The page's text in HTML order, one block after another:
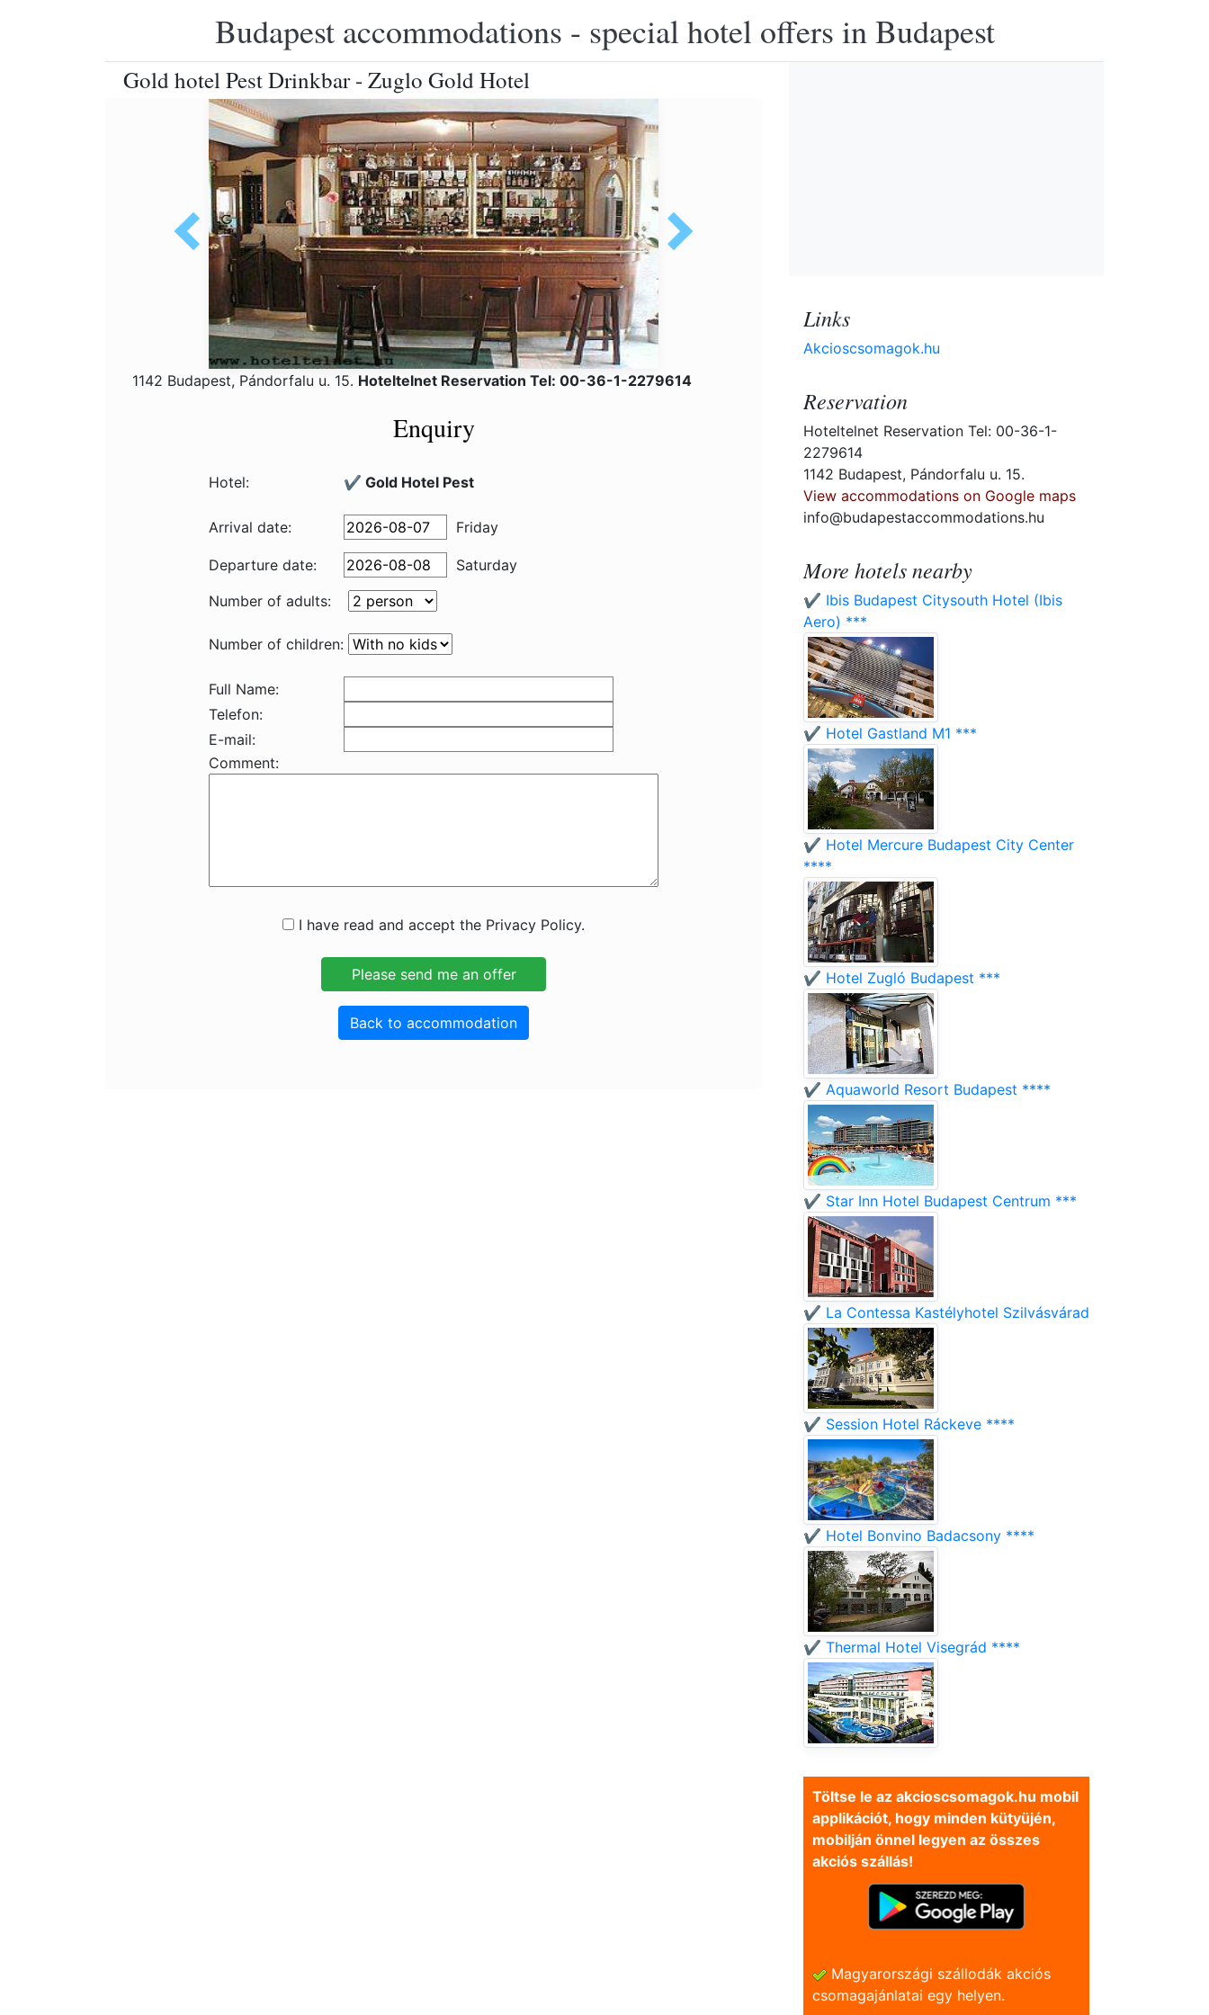
Budapest accommodations - special hotel offers in Budapest
Gold hotel Pest Drinkbar - Zuglo Gold Hotel
1142 Budapest, Pándorfalu u. 15. Hoteltelnet Reservation Tel: 00-36-1-2279614
Enquiry
Hotel: ✔️ Gold Hotel Pest
Arrival date: Friday
Departure date:
Saturday
Number of adults:
Number of children:
Full Name:
Telefon:
E-mail:
Comment:
I have read and accept the Privacy Policy.
Back to accommodation
Links
Akcioscsomagok.hu
Reservation
Hoteltelnet Reservation Tel: 00-36-1-
2279614
1142 Budapest, Pándorfalu u. 15.
View accommodations on Google maps
info@budapestaccommodations.hu
More hotels nearby
✔️ Ibis Budapest Citysouth Hotel (Ibis
Aero) ***
✔️ Hotel Gastland M1 ***
✔️ Hotel Mercure Budapest City Center
****
✔️ Hotel Zugló Budapest ***
✔️ Aquaworld Resort Budapest ****
✔️ Star Inn Hotel Budapest Centrum ***
✔️ La Contessa Kastélyhotel Szilvásvárad
✔️ Session Hotel Ráckeve ****
✔️ Hotel Bonvino Badacsony ****
✔️ Thermal Hotel Visegrád ****
Töltse le az akcioscsomagok.hu mobil
applikációt, hogy minden kütyüjén,
mobilján önnel legyen az összes
akciós szállás!
Magyarországi szállodák akciós
csomagajánlatai egy helyen.